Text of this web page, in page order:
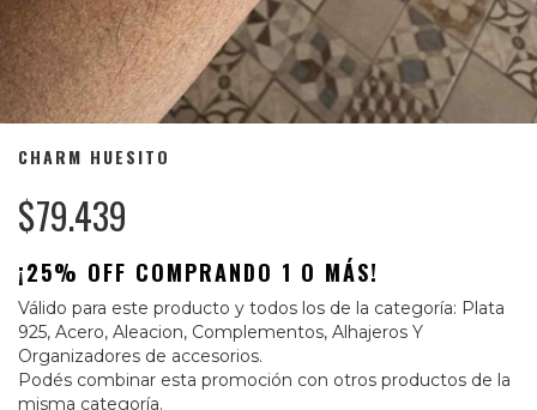
CHARM HUESITO
$79.439
¡25% OFF COMPRANDO 1 O MÁS!
Válido para este producto y todos los de la categoría: Plata
925, Acero, Aleacion, Complementos, Alhajeros Y
Organizadores de accesorios.
Podés combinar esta promoción con otros productos de la
misma categoría.